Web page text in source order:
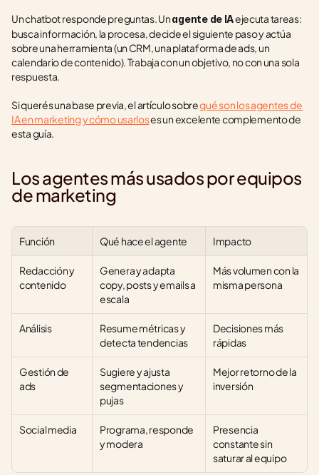
Un chatbot responde preguntas. Un agente de IA ejecuta tareas:
busca información, la procesa, decide el siguiente paso y actúa
sobre una herramienta (un CRM, una plataforma de ads, un
calendario de contenido). Trabaja con un objetivo, no con una sola
respuesta.
Si querés una base previa, el artículo sobre qué son los agentes de
IA en marketing y cómo usarlos es un excelente complemento de
esta guía.
Los agentes más usados por equipos
de marketing
Función Qué hace el agente Impacto
Redacción y
contenido
Genera y adapta
copy, posts y emails a
escala
Más volumen con la
misma persona
Análisis
Resume métricas y
detecta tendencias
Decisiones más
rápidas
Gestión de
ads
Sugiere y ajusta
segmentaciones y
pujas
Mejor retorno de la
inversión
Social media
Programa, responde
y modera
Presencia
constante sin
saturar al equipo